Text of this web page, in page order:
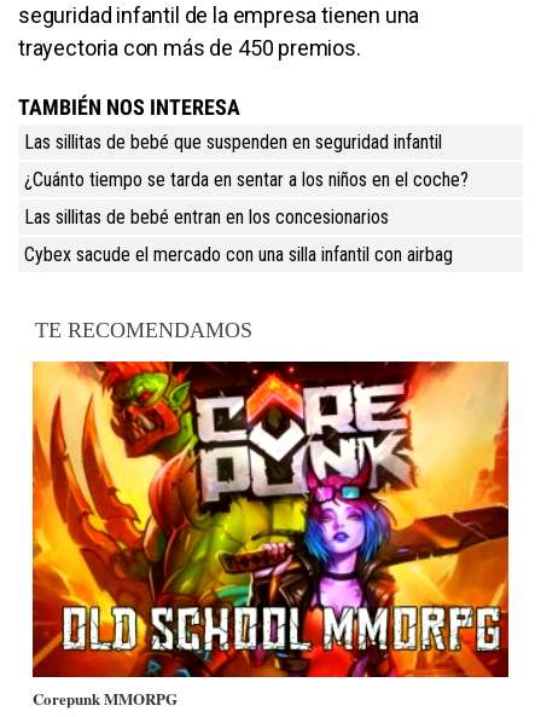
seguridad infantil de la empresa tienen una
trayectoria con más de 450 premios.
TAMBIÉN NOS INTERESA
Las sillitas de bebé que suspenden en seguridad infantil
¿Cuánto tiempo se tarda en sentar a los niños en el coche?
Las sillitas de bebé entran en los concesionarios
Cybex sacude el mercado con una silla infantil con airbag
TE RECOMENDAMOS
Corepunk MMORPG